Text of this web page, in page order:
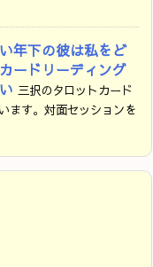
年下の彼は私をど
ードリーディング
三択のタロットカード
ます。対面セッションを